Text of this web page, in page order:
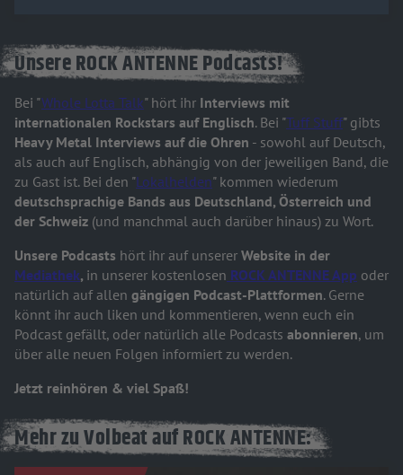
Unsere ROCK ANTENNE Podcasts!
Bei "Whole Lotta Talk" hört ihr Interviews mit
internationalen Rockstars auf Englisch. Bei "Tuff Stuff" gibts
Heavy Metal Interviews auf die Ohren - sowohl auf Deutsch,
als auch auf Englisch, abhängig von der jeweiligen Band, die
zu Gast ist. Bei den "Lokalhelden" kommen wiederum
deutschsprachige Bands aus Deutschland, Österreich und
der Schweiz (und manchmal auch darüber hinaus) zu Wort.
Unsere Podcasts hört ihr auf unserer Website in der
Mediathek, in unserer kostenlosen ROCK ANTENNE App oder
natürlich auf allen gängigen Podcast-Plattformen. Gerne
könnt ihr auch liken und kommentieren, wenn euch ein
Podcast gefällt, oder natürlich alle Podcasts abonnieren, um
über alle neuen Folgen informiert zu werden.
Jetzt reinhören & viel Spaß!
Mehr zu Volbeat auf ROCK ANTENNE: